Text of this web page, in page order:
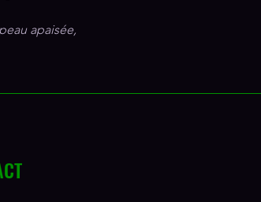
apaisée,